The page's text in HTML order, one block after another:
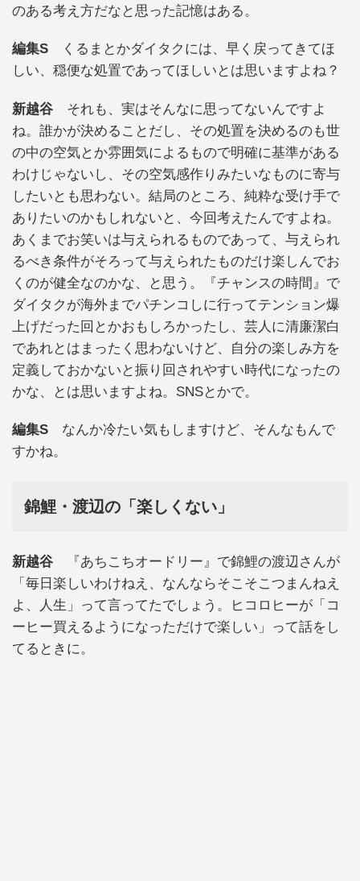
のある考え方だなと思った記憶はある。
編集S
くるまとかダイタクには、早く戻ってきてほ
しい、穏便な処置であってほしいとは思いますよね？
新越谷 それも、実はそんなに思ってないんですよ
ね。誰かが決めることだし、その処置を決めるのも世
の中の空気とか雰囲気によるもので明確に基準がある
わけじゃないし、その空気感作りみたいなものに寄与
したいとも思わない。結局のところ、純粋な受け手で
ありたいのかもしれないと、今回考えたんですよね。
あくまでお笑いは与えられるものであって、与えられ
るべき条件がそろって与えられたものだけ楽しんでお
くのが健全なのかな、と思う。『チャンスの時間』で
ダイタクが海外までパチンコしに行ってテンション爆
上げだった回とかおもしろかったし、芸人に清廉潔白
であれとはまったく思わないけど、自分の楽しみ方を
定義しておかないと振り回されやすい時代になったの
かな、とは思いますよね。SNSとかで。
編集S なんか冷たい気もしますけど、そんなもんで
すかね。
錦鯉・渡辺の「楽しくない」
新越谷
『あちこちオードリー』で錦鯉の渡辺さんが
「毎日楽しいわけねえ、なんならそこそこつまんねえ
よ、人生」って言ってたでしょう。ヒコロヒーが「コ
ーヒー買えるようになっただけで楽しい」って話をし
てるときに。